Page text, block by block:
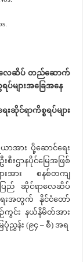
ာလေဆိပ် တည်ဆောက်
များအခြေအနေ
င်ရာကိစ္စရပ်များ
ား ပို့ဆောင်ရေး
းဌာနပိုင်‌မြေအဖြစ်
ားအား စနစ်တကျ
ြည် ဆိုင်ရာလေဆိပ်
ေးအတွက် နိုင်ငံတော်
ကွင်း နယ်နိမိတ်အား
ညွှန်း (၉၄ – စီ) အရ